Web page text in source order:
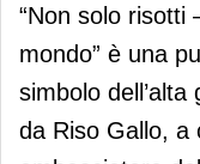
“Non solo risotti
mondo” è una
simbolo
da Riso Gallo, a